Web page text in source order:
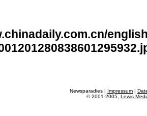
Newsparadies | Impressum |
© 2001-2005, Lewis